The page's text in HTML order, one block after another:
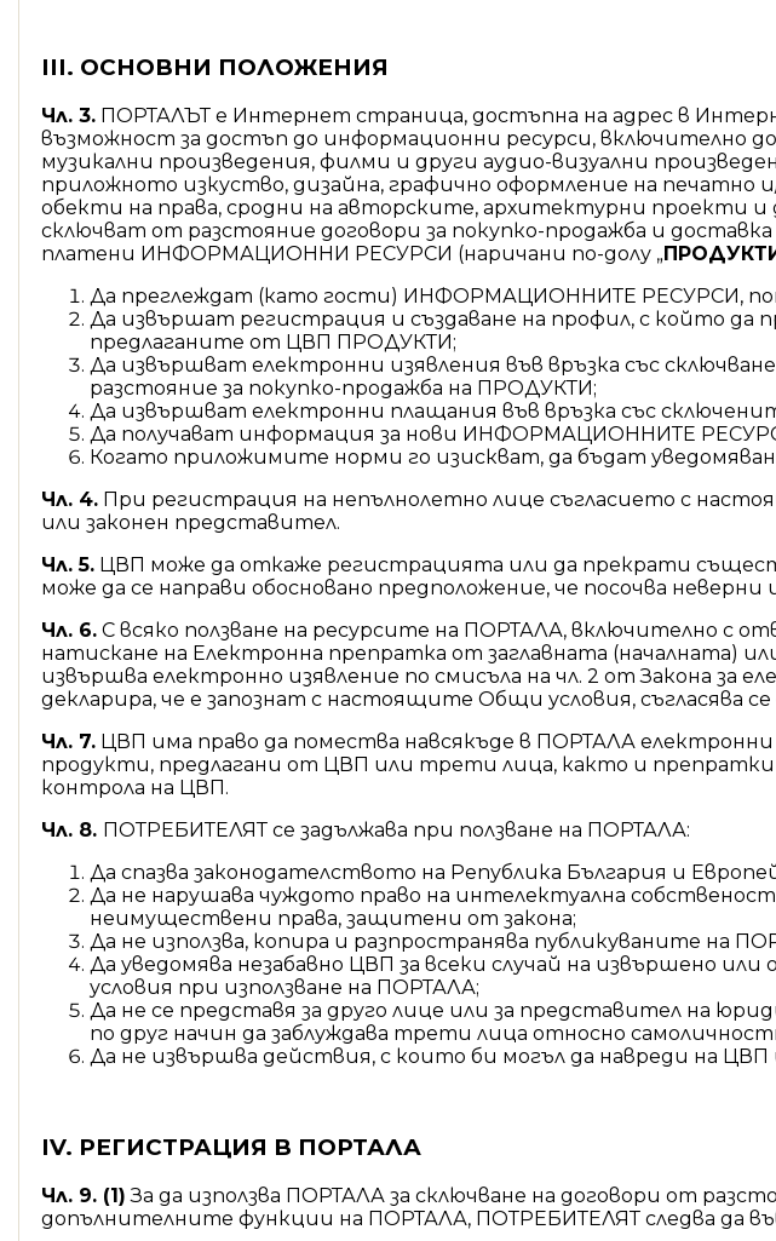
III. ОСНОВНИ ПОЛОЖЕНИЯ
Чл. 3. ПОРТАЛЪТ e Интернет страница, достъпна на адрес в
възможност за достъп до информационни ресурси, включително
музикални произведения, филми и други аудио-визуални
приложното изкуство, дизайна, графично оформление на печатно
обекти на права, сродни на авторските, архитектурни проекти и
сключват от разстояние договори за покупко-продажба и
платени ИНФОРМАЦИОННИ РЕСУРСИ (наричани по-долу „
Да преглеждат (като гости) ИНФОРМАЦИОННИТЕ РЕСУРСИ,
Да извършат регистрация и създаване на профил, с който
предлаганите от ЦВП ПРОДУКТИ;
Да извършват електронни изявления във връзка със
разстояние за покупко-продажба на ПРОДУКТИ;
Да извършват електронни плащания във връзка със
Да получават информация за нови ИНФОРМАЦИОННИТЕ
Когато приложимите норми го изискват, да бъдат
Чл. 4. При регистрация на непълнолетно лице съгласието с
или законен представител.
Чл. 5. ЦВП може да откаже регистрацията или да прекрати
може да се направи обосновано предположение, че посочва
Чл. 6. С всяко ползване на ресурсите на ПОРТАЛА, включително с
натискане на Електронна препратка от заглавната (началната)
извършва електронно изявление по смисъла на чл. 2 от Закона
декларира, че е запознат с настоящите Общи условия, съгласява се
Чл. 7. ЦВП има право да помества навсякъде в ПОРТАЛА
продукти, предлагани от ЦВП или трети лица, както и
контрола на ЦВП.
Чл. 8. ПОТРЕБИТЕЛЯТ се задължава при ползване на ПОРТАЛА:
Да спазва законодателството на Република България и
Да не нарушава чуждото право на интелектуална
неимуществени права, защитени от закона;
Да не използва, копира и разпространява публикуваните
Да уведомява незабавно ЦВП за всеки случай на извършено
условия при използване на ПОРТАЛА;
Да не се представя за друго лице или за представител на
по друг начин да заблуждава трети лица относно
Да не извършва действия, с които би могъл да навреди на
IV. РЕГИСТРАЦИЯ В ПОРТАЛА
Чл. 9. (1) За да използва ПОРТАЛА за сключване на договори от
допълнителните функции на ПОРТАЛА, ПОТРЕБИТЕЛЯТ следва да